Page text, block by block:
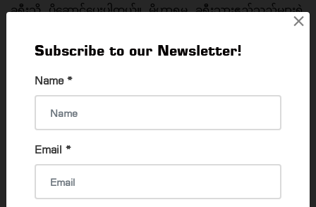
×
Subscribe to our Newsletter!
Name *
Email *
ခရီးသို့ ပို့ဆောင်ပေးပါတယ်။ မိဟာရမှ ခရီးသွားဧည့်သည်များရဲ့
နှံထားသော ယာဥ်မောင်းများဖြင့်သာ ဝန်ဆာင်မှုပေးပါတယ်။
https://www.facebook.com/miharayangon
၁၀။ Elegant Smile Car Rental
အပန်းဖြေ ရက်ရှည်၊ ရက်တို ခရီးစဉ်၊ ဘုရားဖူးခရီစဉ်၊ အကြို/အပို့
ခရီးစဉ်၊ ရန်ကုန်မြို့အတွင်း နေ့ချင်းပြန် ခရီးစဉ်တွေအပြင် ပစ္စည်း
သယ်ယူပို့ဆောင်ရေးအတွက် Elegant Smile ကားအငှား